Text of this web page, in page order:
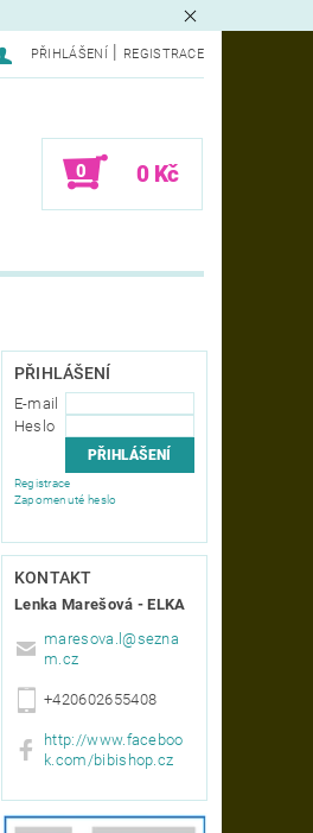
PŘIHLÁŠENÍ REGISTRACE
0 0 Kč
PŘIHLÁŠENÍ
E-mail
Heslo
Registrace
Zapomenuté heslo
KONTAKT
Lenka Marešová - ELKA
maresova.l@sezna
m.cz
+420602655408
http://www.faceboo
k.com/bibishop.cz